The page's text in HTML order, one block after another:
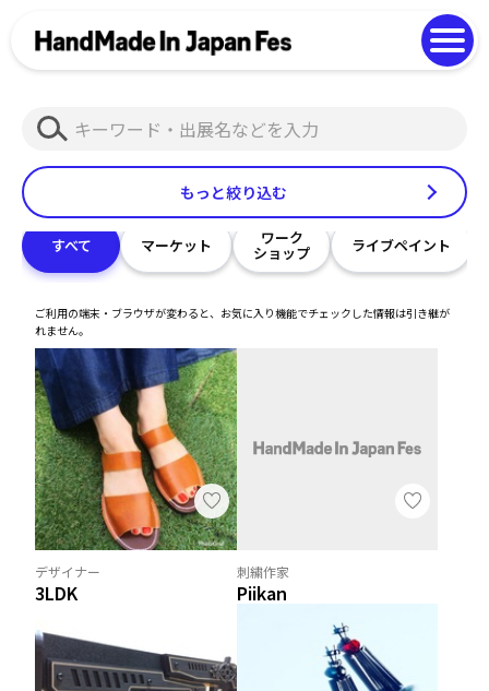
Photo Gallery
もっと絞り込む
検
索
すべて マーケット ワーク
ショップ ライブペイント
ご利用の端末・ブラウザが変わると、お気に入り機能でチェックした情報は引き継が
れません。
デザイナー
3LDK
刺繍作家
Piikan